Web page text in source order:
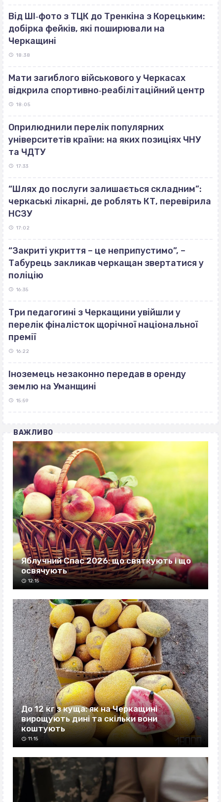
Від ШІ‐фото з ТЦК до Тренкіна з Корецьким:
добірка фейків, які поширювали на
Черкащині
18:38
Мати загиблого військового у Черкасах
відкрила спортивно‐реабілітаційний центр
18:05
Оприлюднили перелік популярних
університетів країни: на яких позиціях ЧНУ
та ЧДТУ
17:33
“Шлях до послуги залишається складним”:
черкаські лікарні, де роблять КТ, перевірила
НСЗУ
17:02
“Закриті укриття – це неприпустимо”, –
Табурець закликав черкащан звертатися у
поліцію
16:35
Три педагогині з Черкащини увійшли у
перелік фіналісток щорічної національної
премії
16:22
Іноземець незаконно передав в оренду
землю на Уманщині
15:59
ВАЖЛИВО
Яблучний Спас 2026: що святкують і що
освячують
12:15
До 12 кг з куща: як на Черкащині
вирощують дині та скільки вони
коштують
11:15